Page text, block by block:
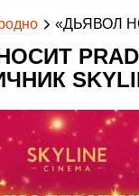
«ДЬЯВОЛ